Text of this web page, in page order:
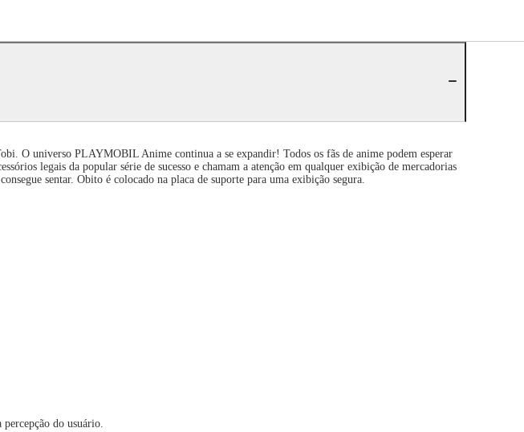
O universo PLAYMOBIL Anime continua a se expandir! Todos os fãs de anime podem esperar
legais da popular série de sucesso e chamam a atenção em qualquer exibição de mercadorias
sentar. Obito é colocado na placa de suporte para uma exibição segura.
do usuário.